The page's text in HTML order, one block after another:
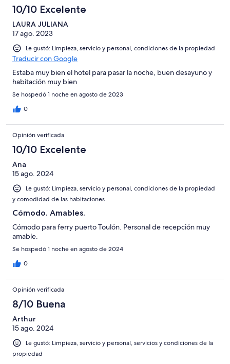
opiniones
de
opiniones
de
875
opiniones
10/10 Excelente
LAURA JULIANA
17 ago. 2023
Le gustó: Limpieza, servicio y personal, condiciones de la propiedad
Traducir con Google
Estaba muy bien el hotel para pasar la noche, buen desayuno y
habitación muy bien
Se hospedó 1 noche en agosto de 2023
0
Opinión verificada
10/10 Excelente
Ana
15 ago. 2024
Le gustó: Limpieza, servicio y personal, condiciones de la propiedad
y comodidad de las habitaciones
Cómodo. Amables.
Cómodo para ferry puerto Toulón. Personal de recepción muy
amable.
Se hospedó 1 noche en agosto de 2024
0
Opinión verificada
8/10 Buena
Arthur
15 ago. 2024
Le gustó: Limpieza, servicio y personal, servicios y condiciones de la
propiedad